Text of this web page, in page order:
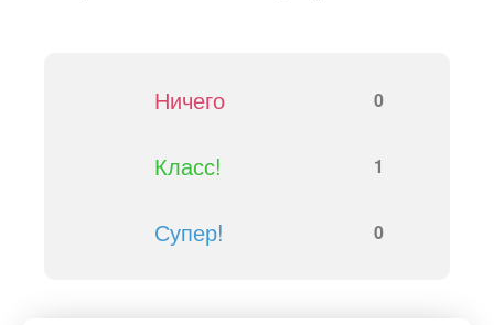
Ничего 0
Класс! 1
Супер! 0